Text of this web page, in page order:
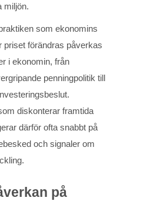
miljön.
som ekonomins
priset förändras påverkas
i ekonomin, från
penningpolitik till
diskonterar framtida
därför ofta snabbt på
och signaler om
på